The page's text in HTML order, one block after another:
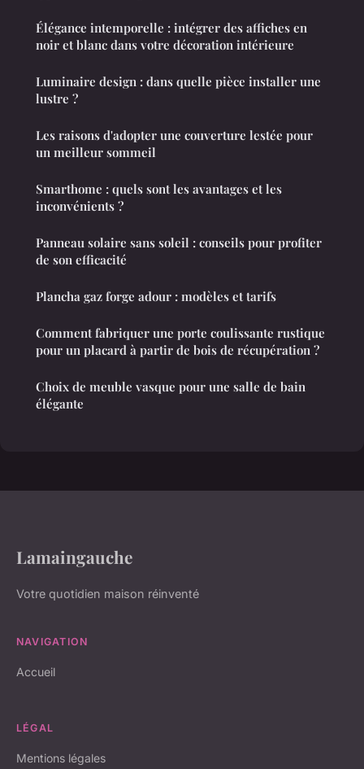
Élégance intemporelle : intégrer des affiches en
noir et blanc dans votre décoration intérieure
Luminaire design : dans quelle pièce installer une
lustre ?
Les raisons d'adopter une couverture lestée pour
un meilleur sommeil
Smarthome : quels sont les avantages et les
inconvénients ?
Panneau solaire sans soleil : conseils pour profiter
de son efficacité
Plancha gaz forge adour : modèles et tarifs
Comment fabriquer une porte coulissante rustique
pour un placard à partir de bois de récupération ?
Choix de meuble vasque pour une salle de bain
élégante
Lamaingauche
Votre quotidien maison réinventé
NAVIGATION
Accueil
LÉGAL
Mentions légales